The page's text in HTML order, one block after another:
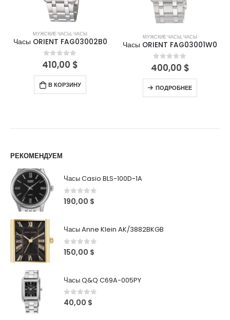
МУЖСКИЕ ЧАСЫ,ЧАСЫ
Часы ORIENT FAG03002B0
0out of 5
410,00 $
В КОРЗИНУ
МУЖСКИЕ ЧАСЫ,ЧАСЫ
Часы ORIENT FAG03001W0
0out of 5
400,00 $
ПОДРОБНЕЕ
РЕКОМЕНДУЕМ
Часы Casio BLS-100D-1A
0out of 5
190,00 $
Часы Anne Klein AK/3882BKGB
0out of 5
150,00 $
Часы Q&Q C69A-005PY
0 out of 5
40,00 $